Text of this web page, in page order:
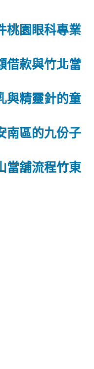
桃園眼科專業
借款與竹北當
與精靈針的童
南區的九份子
當舖流程竹東